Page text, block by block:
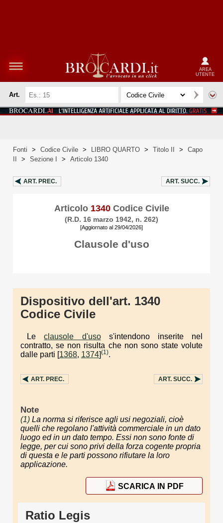
AREA
UTENTE
Art.
Fonti > Codice Civile > LIBRO QUARTO > Titolo II >
Capo
> Sezione I > Articolo 1340
ART. PREC. ART. SUCC.
Articolo 1340Codice Civile
(R.D. 16 marzo 1942, n. 262)
[Aggiornato al 29/04/2026]
Clausole d'uso
Dispositivo dell'art. 1340
Codice Civile
Leclausole d'usos'intendono inserite nel
contratto, se non risulta che non sono state volute
dalle parti [1368, 1374](1).
ART. PREC. ART. SUCC.
Note
(1) La norma si riferisce agli usi negoziali, cioè
quelli che regolano l'attività commerciale in un dato
luogo ed in un dato tempo. Essi non sono fonte di
legge, per cui sono privi della forza cogente propria
di questa e le parti possono rifiutare la loro
applicazione.
SCARICA IN PDF
Ratio Legis